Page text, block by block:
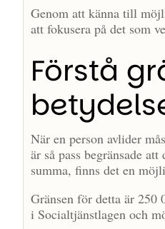
Genom att känna till
att fokusera på det som
Förstå
När en person avlider
är så pass begränsade
summa, finns det en
Gränsen för detta är
i Socialtjänstlagen och